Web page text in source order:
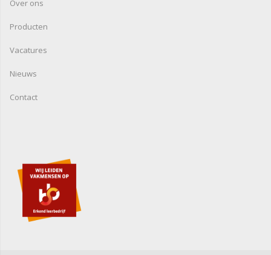
Over ons
Producten
Vacatures
Nieuws
Contact